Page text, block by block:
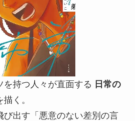
を持つ人々が直面する 日常の
描く。
び出す「悪意のない差別の言